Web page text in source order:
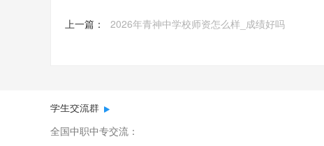
上一篇： 2026年青神中学校师资怎么样_成绩好吗
学生交流群
全国中职中专交流：